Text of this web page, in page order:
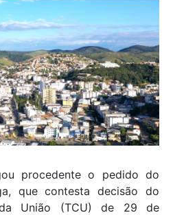
procedente o pedido do
que contesta decisão do
União (TCU) de 29 de